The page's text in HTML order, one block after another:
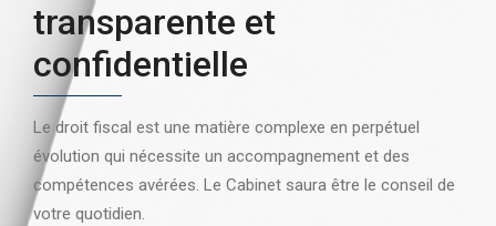
transparente et
confidentielle
Le droit fiscal est une matière complexe en perpétuel
évolution qui nécessite un accompagnement et des
compétences avérées. Le Cabinet saura être le conseil de
votre quotidien.